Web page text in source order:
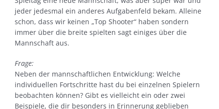
jeder jedesmal ein anderes Aufgabenfeld bekam. Alleine
schon, dass wir keinen „Top Shooter“ haben sondern
immer über die breite spielten sagt einiges über die
Mannschaft aus.
Frage:
Neben der mannschaftlichen Entwicklung: Welche
individuellen Fortschritte hast du bei einzelnen Spielern
beobachten können? Gibt es vielleicht ein oder zwei
Beispiele, die dir besonders in Erinnerung geblieben